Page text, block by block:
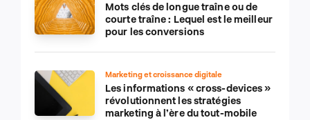
Mots clés de longue traîne ou de
courte traîne : Lequel est le meilleur
pour les conversions
Marketing et croissance digitale
Les informations « cross-devices »
révolutionnent les stratégies
marketing à l’ère du tout-mobile